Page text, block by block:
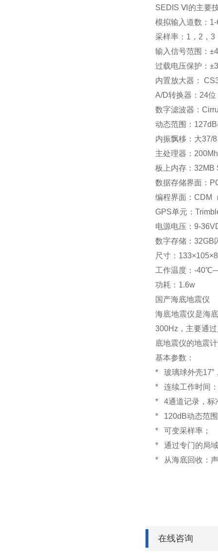
SEDIS Ⅵ的主要
模拟输入道数：
采样率：1，2，3
输入信号范围：
过载电压保护：
内置放大器：
A/D转换器：24
数字滤波器：
动态范围：
内振飘移：大37/
主处理器：
板上内存：32MB
数据存储界面：
编程界面：CDM
GPS单元：
电源电压：9-
数字存储：32GB
尺寸：
工作温度：-
功耗：1.6w
国产海底地震仪
海底地震仪是海
300Hz，主要通
底地震仪的地震
基本参数：
* 玻璃球外壳17”
* 连续工作时间
* 4通道记录，标
* 120dB动态范
* 可变采样率
* 通过专门的局
* 从海底回收：
在线咨询